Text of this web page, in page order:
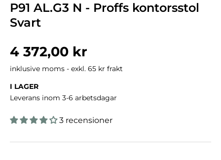
P91 AL.G3 N - Proffs kontorsstol
Svart
Normalpris
4 372,00 kr
inklusive moms - exkl. 65 kr frakt
I LAGER
Leverans inom 3-6 arbetsdagar
3 recensioner